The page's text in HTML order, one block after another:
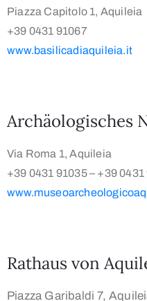
Piazza Capitolo 1, Aquileia
+39 0431 91067
www.basilicadiaquileia.it
Archäologisches
Via Roma 1, Aquileia
+39 0431 91035 – +39 0431
Rathaus von
Piazza Garibaldi 7,